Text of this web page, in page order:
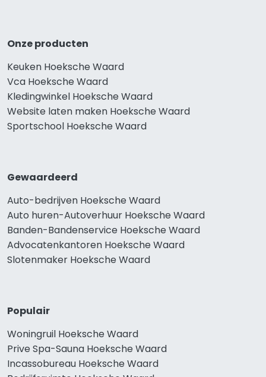
Onze producten
Keuken Hoeksche Waard
Vca Hoeksche Waard
Kledingwinkel Hoeksche Waard
Website laten maken Hoeksche Waard
Sportschool Hoeksche Waard
Gewaardeerd
Auto-bedrijven Hoeksche Waard
Auto huren-Autoverhuur Hoeksche Waard
Banden-Bandenservice Hoeksche Waard
Advocatenkantoren Hoeksche Waard
Slotenmaker Hoeksche Waard
Populair
Woningruil Hoeksche Waard
Prive Spa-Sauna Hoeksche Waard
Incassobureau Hoeksche Waard